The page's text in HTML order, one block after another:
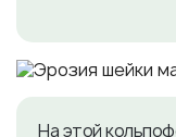
На этой